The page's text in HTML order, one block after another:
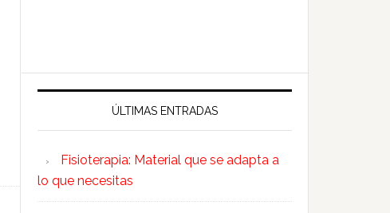
ÚLTIMAS ENTRADAS
Fisioterapia: Material que se adapta a
lo que necesitas